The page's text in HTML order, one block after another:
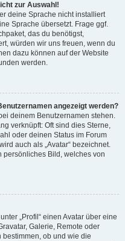
zur Auswahl!
deine Sprache nicht installiert
Sprache übersetzt. Frage ggf.
das du benötigst,
würden wir uns freuen, wenn du
dazu können auf der Website
werden.
angezeigt werden?
deinem Benutzernamen stehen.
verknüpft: Oft sind dies Sterne,
oder deinen Status im Forum
auch als „Avatar“ bezeichnet.
persönliches Bild, welches von
„Profil“ einen Avatar über eine
Galerie, Remote oder
ob und wie die